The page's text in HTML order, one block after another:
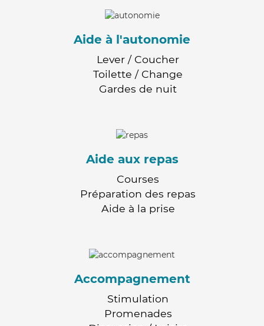
Aide à l'autonomie
Lever / Coucher
Toilette / Change
Gardes de nuit
Aide aux repas
Courses
Préparation des repas
Aide à la prise
Accompagnement
Stimulation
Promenades